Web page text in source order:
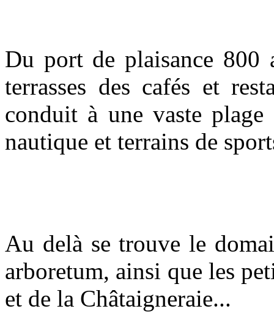
Du port de plaisance 800
terrasses des cafés et
conduit à une vaste plage
nautique et terrains de
Au delà se trouve le
arboretum, ainsi que les
et de la Châtaigneraie...